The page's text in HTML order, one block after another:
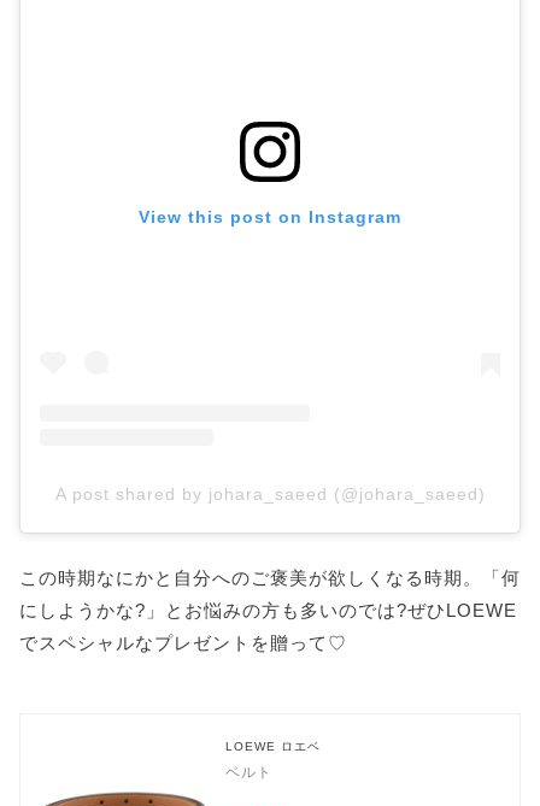
View this post on Instagram
A post shared by johara_saeed (@johara_saeed)
この時期なにかと自分へのご褒美が欲しくなる時期。「何
にしようかな?」とお悩みの方も多いのでは?ぜひLOEWE
でスペシャルなプレゼントを贈って♡
LOEWE ロエベ
ベルト